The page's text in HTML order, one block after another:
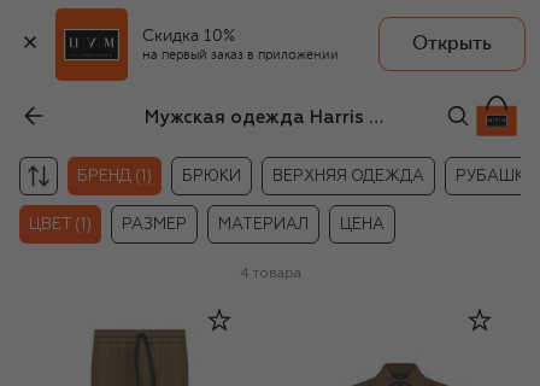
Скидка 10%
на первый заказ в приложении
Открыть
Мужская одежда Harris Wharf London хаки цвета
БРЕНД (1) БРЮКИ ВЕРХНЯЯ ОДЕЖДА РУБАШКИ
ЦВЕТ (1) РАЗМЕР МАТЕРИАЛ ЦЕНА
4 товара